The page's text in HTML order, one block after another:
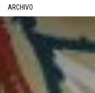
ARCHIVO